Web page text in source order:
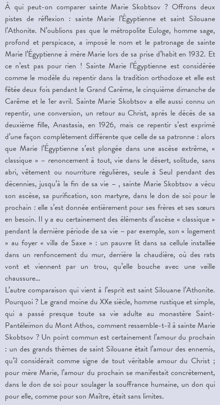
À qui peut-on comparer sainte Marie Skobtsov ? Offrons deux
pistes de réflexion : sainte Marie l’Égyptienne et saint Silouane
l’Athonite. N’oublions pas que le métropolite Euloge, homme sage,
profond et perspicace, a imposé le nom et le patronage de sainte
Marie l’Égyptienne à mère Marie lors de sa prise d’habit en 1932. Et
ce n’est pas pour rien ! Sainte Marie l’Égyptienne est considérée
comme le modèle du repentir dans la tradition orthodoxe et elle est
fêtée deux fois pendant le Grand Carême, le cinquième dimanche de
Carême et le 1er avril. Sainte Marie Skobtsov a elle aussi connu un
repentir, une conversion, un retour au Christ, après le décès de sa
deuxième fille, Anastasia, en 1926, mais ce repentir s’est exprimé
d’une façon complètement différente que celle de sa patronne : alors
que Marie l’Égyptienne s’est plongée dans une ascèse extrême, «
classique » – renoncement à tout, vie dans le désert, solitude, sans
abri, vêtement ou nourriture régulières, seule à Seul pendant des
décennies, jusqu’à la fin de sa vie – , sainte Marie Skobtsov a vécu
son ascèse, sa purification, son martyre, dans le don de soi pour le
prochain : elle s’est donnée entièrement pour ses frères et ses sœurs
en besoin. Il y a eu certainement des éléments d’ascèse « classique »
pendant la dernière période de sa vie – par exemple, son « logement
» au foyer « villa de Saxe » : un pauvre lit dans sa cellule installée
dans un renfoncement du mur, derrière la chaudière, où des rats
vont et viennent par un trou, qu’elle bouche avec une veille
chaussure…
L’autre comparaison qui vient à l’esprit est saint Silouane l’Athonite.
Pourquoi ? Le grand moine du XXe siècle, homme rustique et simple,
qui a passé presque toute sa vie adulte au monastère Saint-
Pantéleïmon du Mont Athos, comment ressemble-t-il à sainte Marie
Skobtsov ? Un point commun est certainement l’amour du prochain
: un des grands thèmes de saint Silouane était l’amour des ennemis,
qu’il considérait comme signe de tout véritable amour du Christ ;
pour mère Marie, l’amour du prochain se manifestait concrètement,
dans le don de soi pour soulager la souffrance humaine, un don qui
pour elle, comme pour son Maître, était sans limites.